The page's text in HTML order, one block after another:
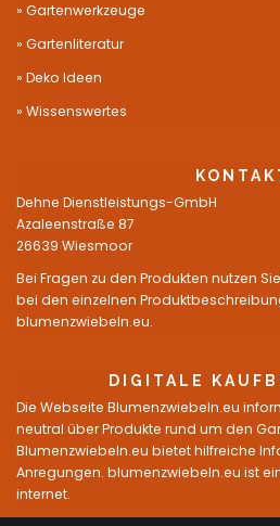
Gartenwerkzeuge
Gartenliteratur
Deko Ideen
Wissenswertes
Dehne Dienstleistungs-GmbH
Azaleenstraße 87
26639 Wiesmoor
Bei Fragen zu den Produkten nutzen
bei den einzelnen
blumenzwiebeln.eu.
DIGITALE
Die Webseite Blumenzwiebeln.eu
neutral über Produkte rund um den
Blumenzwiebeln.eu bietet hilfreiche
Anregungen. blumenzwiebeln.eu ist
internet.